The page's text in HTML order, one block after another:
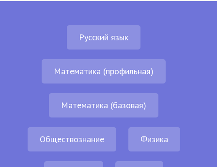
Русский язык
Математика (профильная)
Математика (базовая)
Обществознание Физика